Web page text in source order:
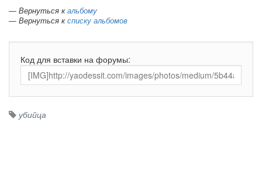
— Вернуться кальбому
— Вернуться ксписку альбомов
Код для вставки на форумы:
убийца